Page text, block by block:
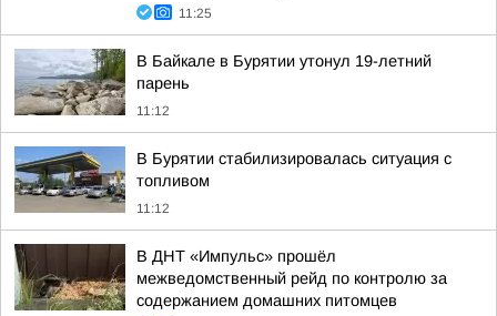
11:25
В Байкале в Бурятии утонул 19-летний
парень
11:12
В Бурятии стабилизировалась ситуация с
топливом
11:12
В ДНТ «Импульс» прошёл
межведомственный рейд по контролю за
содержанием домашних питомцев